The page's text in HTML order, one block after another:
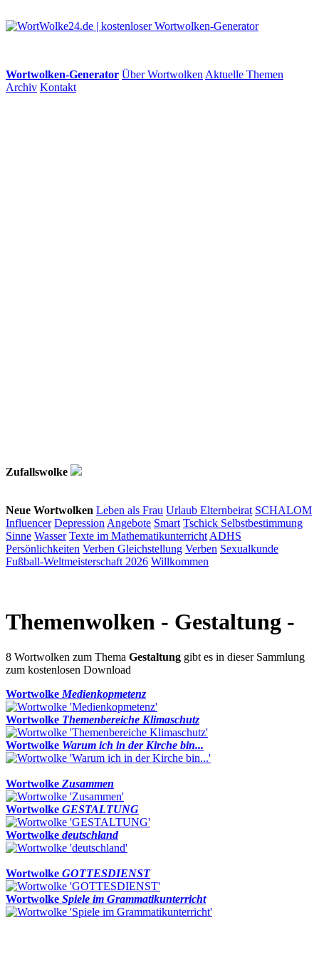
Wortwolken-Generator Über Wortwolken Aktuelle Themen
Archiv Kontakt
Zufallswolke
Neue Wortwolken Leben als Frau Urlaub Elternbeirat SCHALOM
Influencer Depression Angebote Smart Tschick Selbstbestimmung
Sinne Wasser Texte im Mathematikunterricht ADHS
Persönlichkeiten Verben Gleichstellung Verben Sexualkunde
Fußball-Weltmeisterschaft 2026 Willkommen
Themenwolken - Gestaltung -
8 Wortwolken zum Thema Gestaltung gibt es in dieser Sammlung
zum kostenlosen Download
Wortwolke Medienkopmetenz
Wortwolke Themenbereiche Klimaschutz
Wortwolke Warum ich in der Kirche bin...
Wortwolke Zusammen
Wortwolke GESTALTUNG
Wortwolke deutschland
Wortwolke GOTTESDIENST
Wortwolke Spiele im Grammatikunterricht